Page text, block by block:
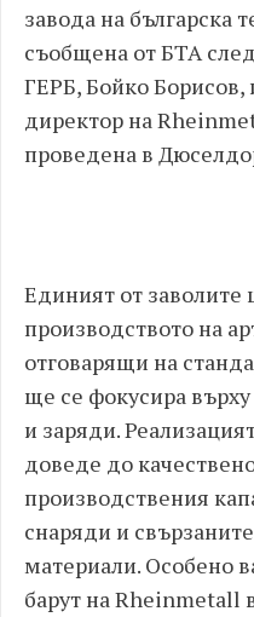
завода на българска
съобщена от БТА
ГЕРБ, Бойко Борисов,
директор на
проведена в
Единият от заволите
производството на
отговарящи на
ще се фокусира
и заряди.
доведе до
производствения
снаряди и
материали. Особено
барут на Rheinmetall